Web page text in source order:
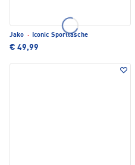
Jako · Iconic Sporttasche
€ 49,99